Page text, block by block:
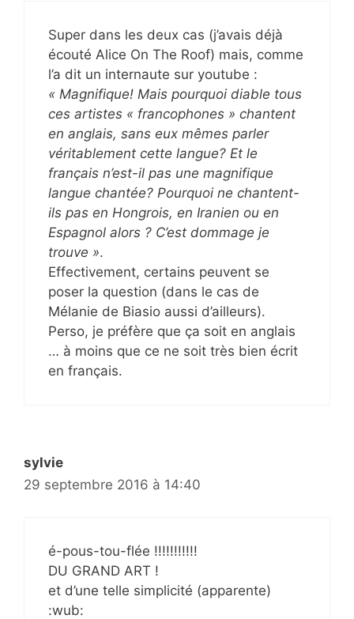
Super dans les deux cas (j’avais déjà
écouté Alice On The Roof) mais, comme
l’a dit un internaute sur youtube :
« Magnifique! Mais pourquoi diable tous
ces artistes « francophones » chantent
en anglais, sans eux mêmes parler
véritablement cette langue? Et le
français n’est-il pas une magnifique
langue chantée? Pourquoi ne chantent-
ils pas en Hongrois, en Iranien ou en
Espagnol alors ? C’est dommage je
trouve ».
Effectivement, certains peuvent se
poser la question (dans le cas de
Mélanie de Biasio aussi d’ailleurs).
Perso, je préfère que ça soit en anglais
… à moins que ce ne soit très bien écrit
en français.
sylvie
29 septembre 2016 à 14:40
é-pous-tou-flée !!!!!!!!!!!
DU GRAND ART !
et d’une telle simplicité (apparente)
:wub: